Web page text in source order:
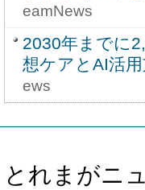
eamNews
2030年までに
想ケアとAI活
ews
とれまがニ